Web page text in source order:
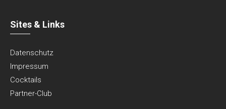
Sites & Links
Datenschutz
Impressum
Cocktails
Partner-Club